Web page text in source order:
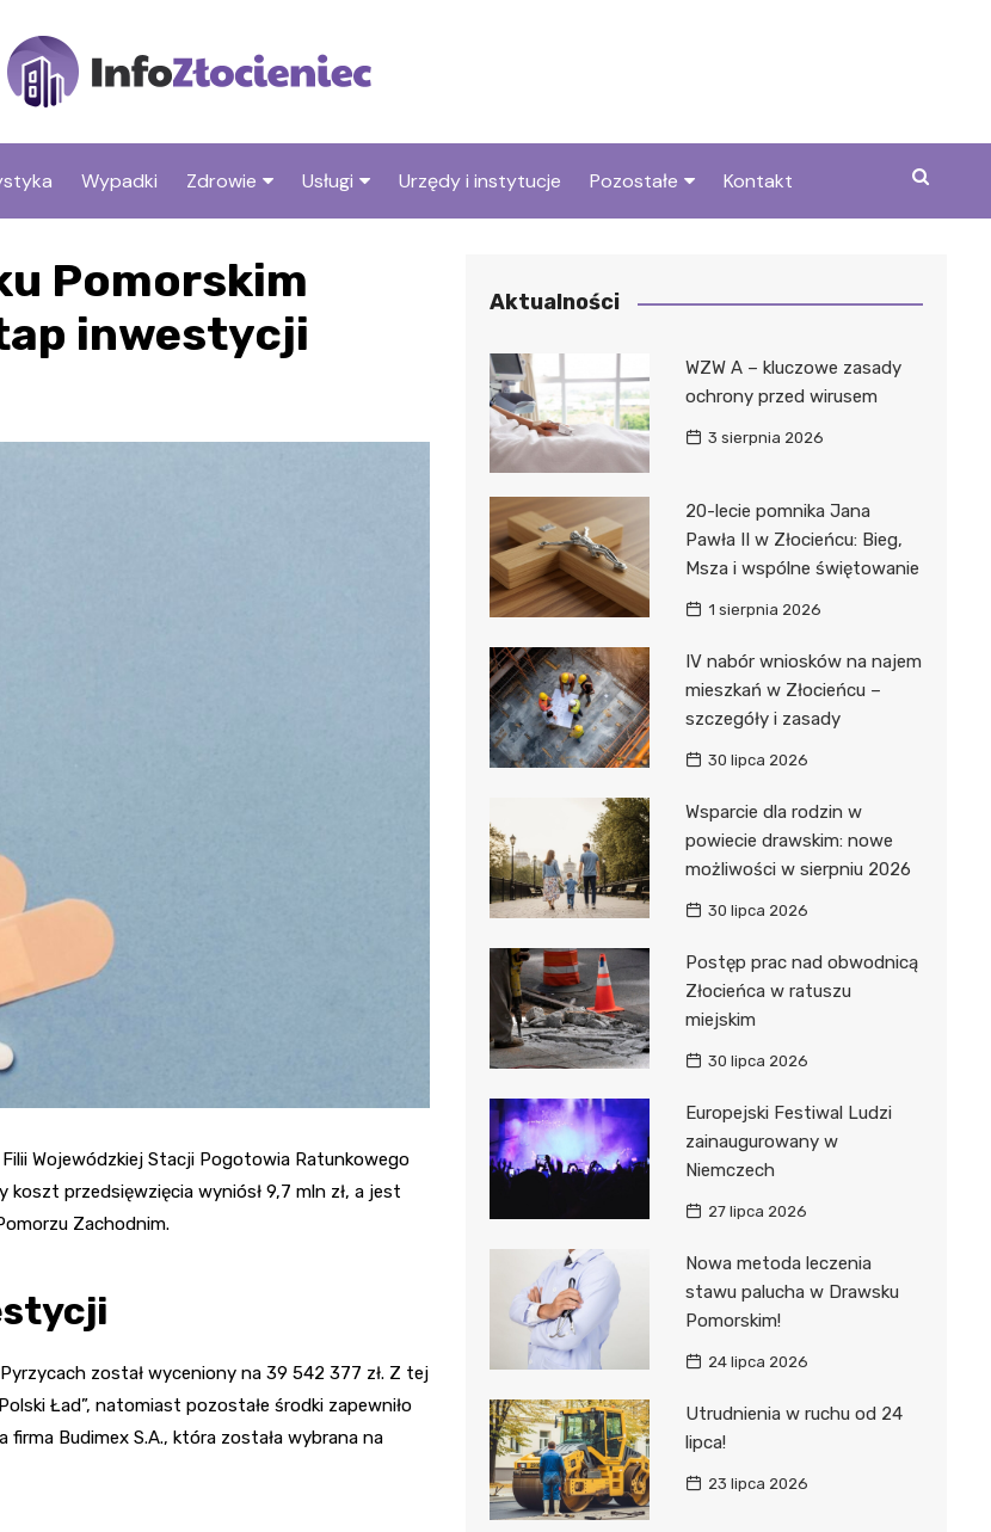
Wypadki Zdrowie Usługi Urzędy i instytucje Pozostałe Kontakt
Pomorskim
inwestycji
Wojewódzkiej Stacji Pogotowia Ratunkowego
koszt przedsięwzięcia wyniósł 9,7 mln zł, a jest
Zachodnim.
został wyceniony na 39 542 377 zł. Z tej
Ład”, natomiast pozostałe środki zapewniło
Budimex S.A., która została wybrana na
Aktualności
WZW A – kluczowe zasady
ochrony przed wirusem
3 sierpnia 2026
20-lecie pomnika Jana
Pawła II w Złocieńcu: Bieg,
Msza i wspólne świętowanie
1 sierpnia 2026
IV nabór wniosków na najem
mieszkań w Złocieńcu –
szczegóły i zasady
30 lipca 2026
Wsparcie dla rodzin w
powiecie drawskim: nowe
możliwości w sierpniu 2026
30 lipca 2026
Postęp prac nad obwodnicą
Złocieńca w ratuszu
miejskim
30 lipca 2026
Europejski Festiwal Ludzi
zainaugurowany w
Niemczech
27 lipca 2026
Nowa metoda leczenia
stawu palucha w Drawsku
Pomorskim!
24 lipca 2026
Utrudnienia w ruchu od 24
lipca!
23 lipca 2026